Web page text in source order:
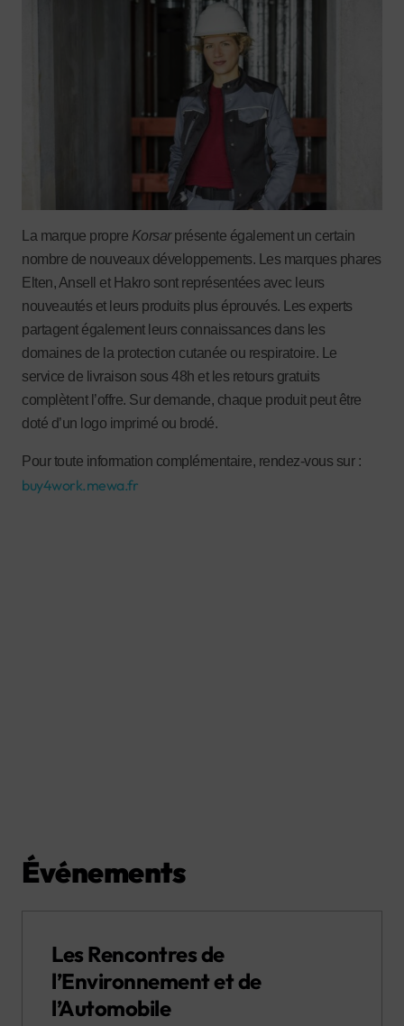
La marque propre Korsarprésente également un certain
nombre de nouveaux développements. Les marques phares
Elten, Ansell et Hakro sont représentées avec leurs
nouveautés et leurs produits plus éprouvés. Les experts
partagent également leurs connaissances dans les
domaines de la protection cutanée ou respiratoire. Le
service de livraison sous 48h et les retours gratuits
complètent l’offre. Sur demande, chaque produit peut être
doté d’un logo imprimé ou brodé.
Pour toute information complémentaire, rendez-vous sur :
buy4work.mewa.fr
Événements
Les Rencontres de
l’Environnement et de
l’Automobile